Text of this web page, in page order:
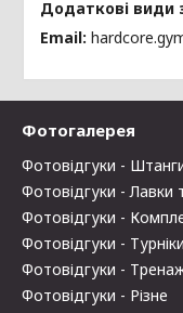
Email
Фотогалерея
Фотовідгуки -
Фотовідгуки - Лавки
Фотовідгуки -
Фотовідгуки -
Фотовідгуки -
Фотовідгуки - Різне